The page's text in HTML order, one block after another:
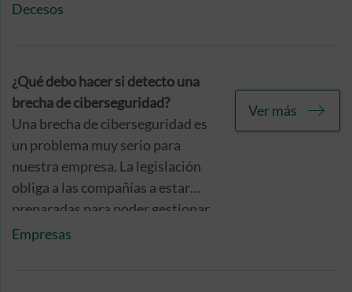
parte de nuestro cuadro,
reintegremos posteriormente
entre un 80 y un 90% de su coste,
con un límite de 210.000 euros
por persona asegurada y año.
Decesos
¿Qué debo hacer si detecto una
brecha de ciberseguridad?
Una brecha de ciberseguridad es
un problema muy serio para
nuestra empresa. La legislación
obliga a las compañías a estar
preparadas para poder gestionar
este tipo de incidentes y eso
Empresas
Ver más